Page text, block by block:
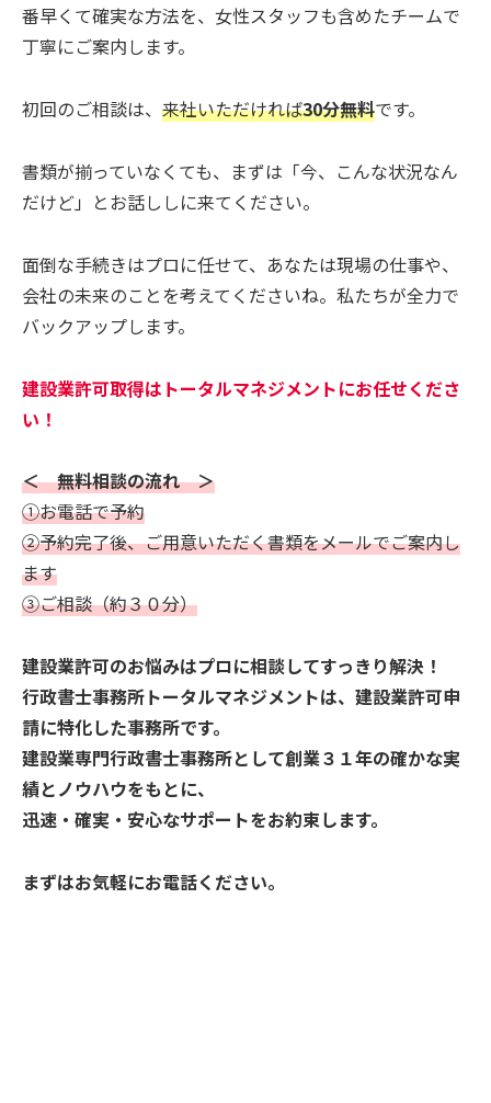
番早くて確実な方法を、女性スタッフも含めたチームで
丁寧にご案内します。
初回のご相談は、 来社いただければ30分無料です。
書類が揃っていなくても、まずは「今、こんな状況なん
だけど」とお話ししに来てください。
面倒な手続きはプロに任せて、あなたは現場の仕事や、
会社の未来のことを考えてくださいね。私たちが全力で
バックアップします。
建設業許可取得はトータルマネジメントにお任せくださ
い！
＜ 無料相談の流れ ＞
①お電話で予約
②予約完了後、ご用意いただく書類をメールでご案内し
ます
③ご相談（約３０分）
建設業許可のお悩みはプロに相談してすっきり解決！
行政書士事務所トータルマネジメントは、建設業許可申
請に特化した事務所です。
建設業専門行政書士事務所として創業３１年の確かな実
績とノウハウをもとに、
迅速・確実・安心なサポートをお約束します。
まずはお気軽にお電話ください。